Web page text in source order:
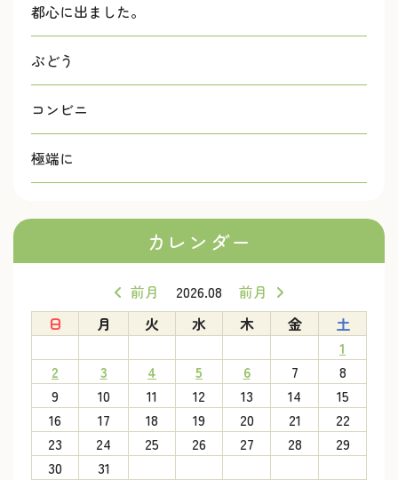
都心に出ました。
ぶどう
コンビニ
極端に
カレンダー
前月 2026.08
前月
日
月 火 水 木 金
土
1
2
3 4 5 6 7
8
9
10 11 12 13 14
15
16
17 18 19 20 21
22
23
24 25 26 27 28
29
30
31